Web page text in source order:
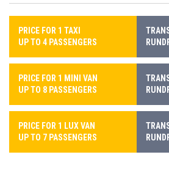
PRICE FOR 1 TAXI
UP TO 4 PASSENGERS
PRICE FOR 1 MINI VAN
UP TO 8 PASSENGERS
PRICE FOR 1 LUX VAN
UP TO 7 PASSENGERS